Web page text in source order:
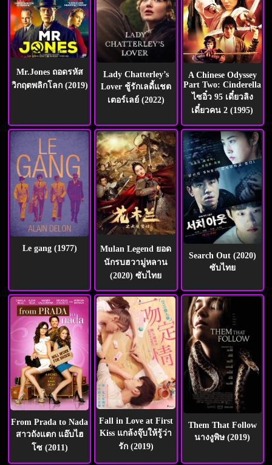
Mr.Jones ถอดรหัส
วิกฤตพลิกโลก (2019)
Lady Chatterley’s
Lover ชู้รักเลดี้แชต
เตอร์เลย์ (2022)
A Chinese Odyssey
Part Two: Cinderella
ไซอิ๋ว 95 เดี๋ยวลิง
เดี๋ยวคน 2 (1995)
Le gang (1977)
Mulan Legend ยอด
นักรบฮวามู่หลาน
(2020) ซับไทย
Search Out (2020)
ซับไทย
From Prada to Nada
สาวถังแตก แอ๊บไฮ
โซ (2011)
Fall in Love at First
Kiss แกล้งจุ๊บให้รู้ว่า
รัก (2019)
Them That Follow
นางงูพิษ (2019)